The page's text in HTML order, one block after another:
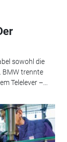
sowohl die
BMW trennte
Telelever –...